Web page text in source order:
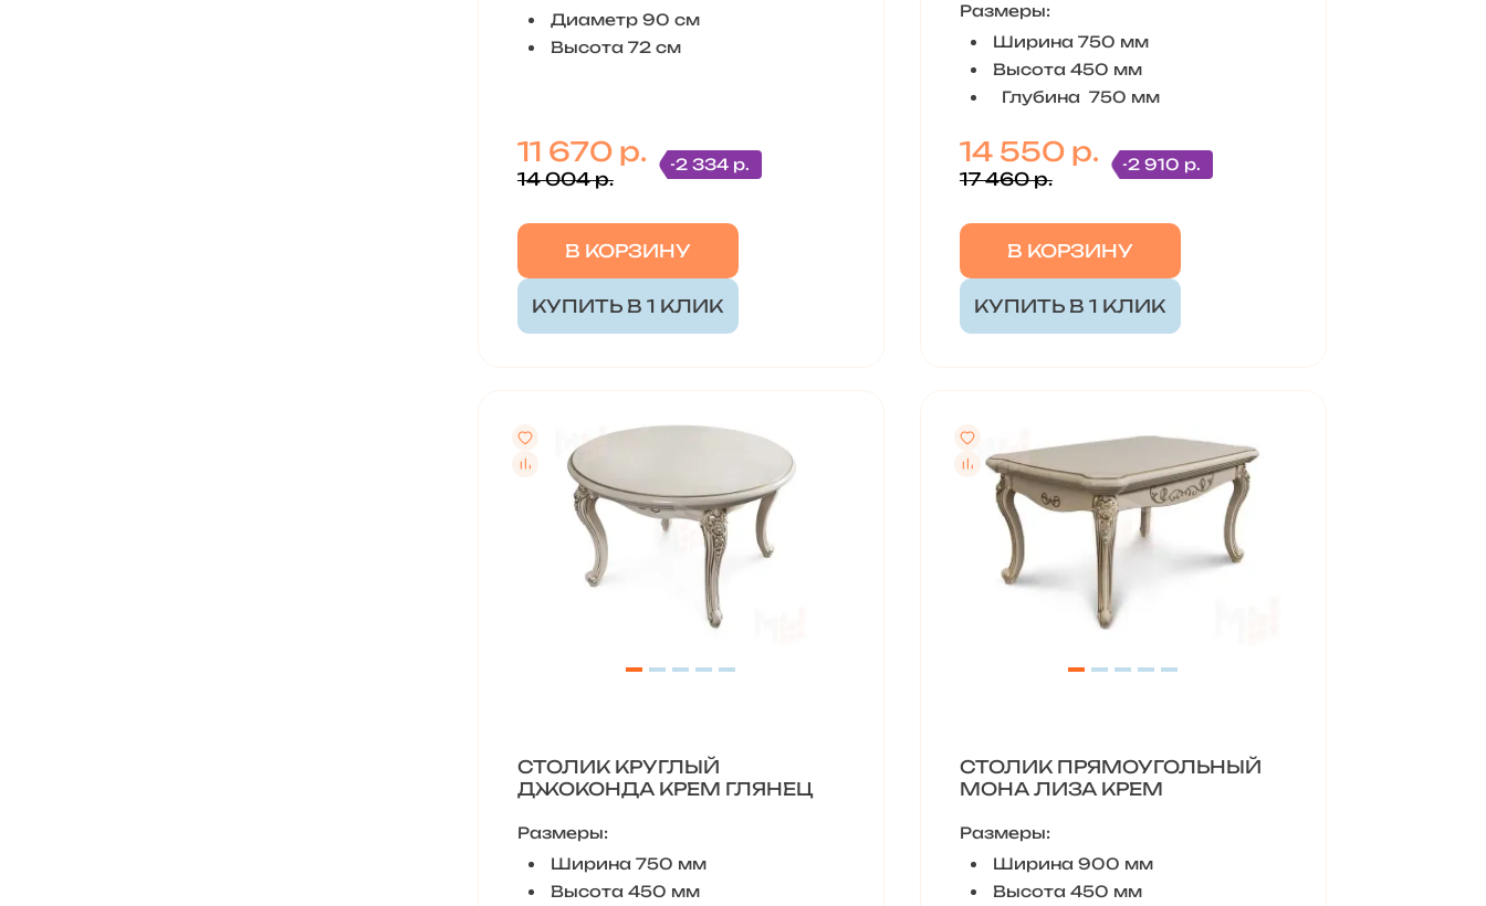
Диаметр 90 см
Высота 72 см
11 670 р.
14 004 р.
-2 334 р.
В КОРЗИНУ
КУПИТЬ В 1 КЛИК
Размеры:
Ширина 750 мм
Высота 450 мм
Глубина 750 мм
14 550 р.
17 460 р.
-2 910 р.
В КОРЗИНУ
КУПИТЬ В 1 КЛИК
СТОЛИК КРУГЛЫЙ
ДЖОКОНДА КРЕМ ГЛЯНЕЦ
Размеры:
Ширина 750 мм
Высота 450 мм
СТОЛИК ПРЯМОУГОЛЬНЫЙ
МОНА ЛИЗА КРЕМ
Размеры:
Ширина 900 мм
Высота 450 мм